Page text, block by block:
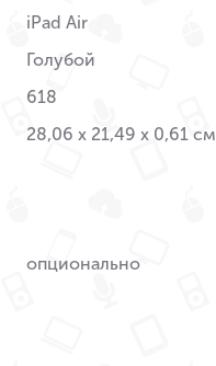
iPad Air
Голубой
618
28,06 x 21,49 x 0,61 см
опционально